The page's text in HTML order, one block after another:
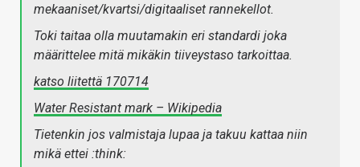
mekaaniset/kvartsi/digitaaliset rannekellot.
Toki taitaa olla muutamakin eri standardi joka
määrittelee mitä mikäkin tiiveystaso tarkoittaa.
katso liitettä 170714
Water Resistant mark – Wikipedia
Tietenkin jos valmistaja lupaa ja takuu kattaa niin
mikä ettei :think: